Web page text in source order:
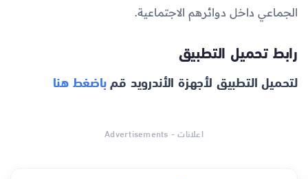
الجماعي داخل دوائرهم الاجتماعية.
رابط تحميل التطبيق
لتحميل التطبيق لأجهزة الأندرويد قم باضغط هنا
اعلانات - Advertisements